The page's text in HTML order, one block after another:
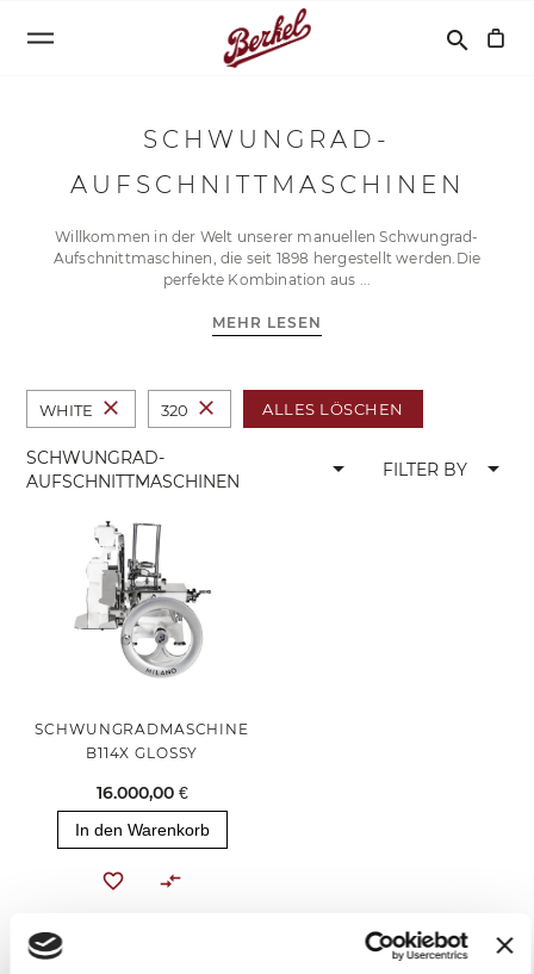
Suchen
search
SCHWUNGRAD-
AUFSCHNITTMASCHINEN
Willkommen in der Welt unserer manuellen Schwungrad-
Aufschnittmaschinen, die seit 1898 hergestellt werden.Die
perfekte Kombination aus
MEHR LESEN
WHITE close 320 close ALLES LÖSCHEN
SCHWUNGRAD-
AUFSCHNITTMASCHINEN
arrow_drop_down FILTER BY arrow_drop_down
SCHWUNGRADMASCHINE
B114X GLOSSY
16.000,00 €
In den Warenkorb
Sie haben das Ende des Elements erreicht.